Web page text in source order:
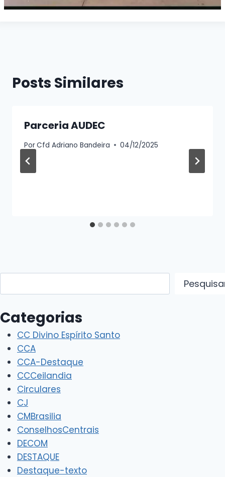
Posts Similares
Parceria AUDEC
PorCfd Adriano Bandeira 04/12/2025
Categorias
CC Divino Espírito Santo
CCA
CCA-Destaque
CCCeilandia
Circulares
CJ
CMBrasilia
ConselhosCentrais
DECOM
DESTAQUE
Destaque-texto